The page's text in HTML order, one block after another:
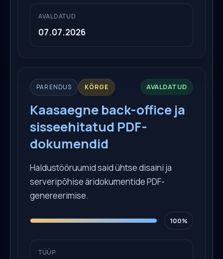
AVALDATUD
07.07.2026
PARENDUS KÕRGE AVALDATUD
Kaasaegne back-office ja
sisseehitatud PDF-
dokumendid
Haldustööruumid said ühtse disaini ja
serveripõhise äridokumentide PDF-
genereerimise.
100%
TÜÜP